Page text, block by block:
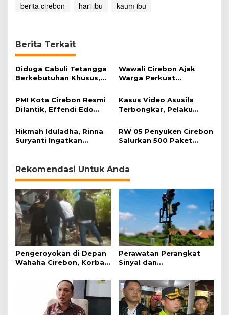
a
K
a
m
I
berita cirebon hari ibu kaum ibu
Berita Terkait
Diduga Cabuli Tetangga
Berkebutuhan Khusus,
Wawali Cirebon Ajak
Warga Perkuat
Momentum Harjad ke-
599
PMI Kota Cirebon Resmi
Dilantik, Effendi Edo
Bencana
Kasus Video Asusila
Terbongkar, Pelaku
Korban Baru
Hikmah Iduladha, Rinna
Suryanti Ingatkan
RW 05 Penyuken Cirebon
Salurkan 500 Paket
Rekomendasi Untuk Anda
Pengeroyokan di Depan
Wahaha Cirebon, Korban
Perawatan Perangkat
Sinyal dan
Perjalanan Kereta Api